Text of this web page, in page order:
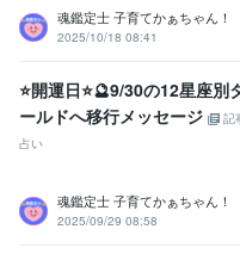
子育ての悩み
占い 【魂の気質から読み解く
ためのお手伝い♡♪】
悩み相談 子育ての悩み
魂鑑定士 子育てかぁちゃん！
2025/10/18 08:41
⭐開運日⭐🔮9/30の12星座別
ールドへ移行メッセージ
記
占い
魂鑑定士 子育てかぁちゃん！
2025/09/29 08:58